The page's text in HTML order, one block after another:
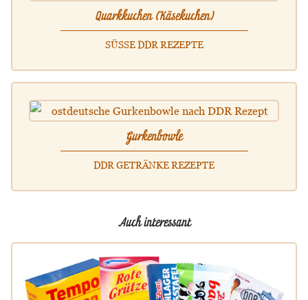
Quarkkuchen (Käsekuchen)
SÜSSE DDR REZEPTE
Gurkenbowle
DDR GETRÄNKE REZEPTE
Auch interessant